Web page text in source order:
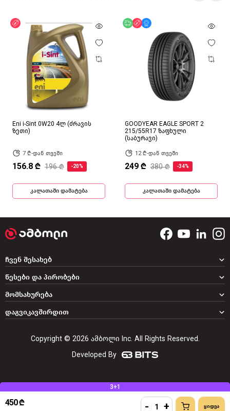
450 ₾ - +
3+1
ფასდაკლება
Eni i-Sint 0W20 4ლ (ძრავის
ზეთი)
7 ₾-დან თვეში
156.8 ₾ 196 ₾ -20%
კალათაში დამატება
უფასო მიწოდება
ფასდაკლება
GOODYEAR EAGLE SPORT 2
215/55R17 ზაფხული
(საბურავი)
12 ₾-დან თვეში
249 ₾ 380 ₾ -34%
კალათაში დამატება
დაგვიკავშირდით
ჩვენ შესახებ
წესები და პირობები
მომსახურება
Copyright © 2026 ამბოლი Inc. All Rights Reserved.
Developed By